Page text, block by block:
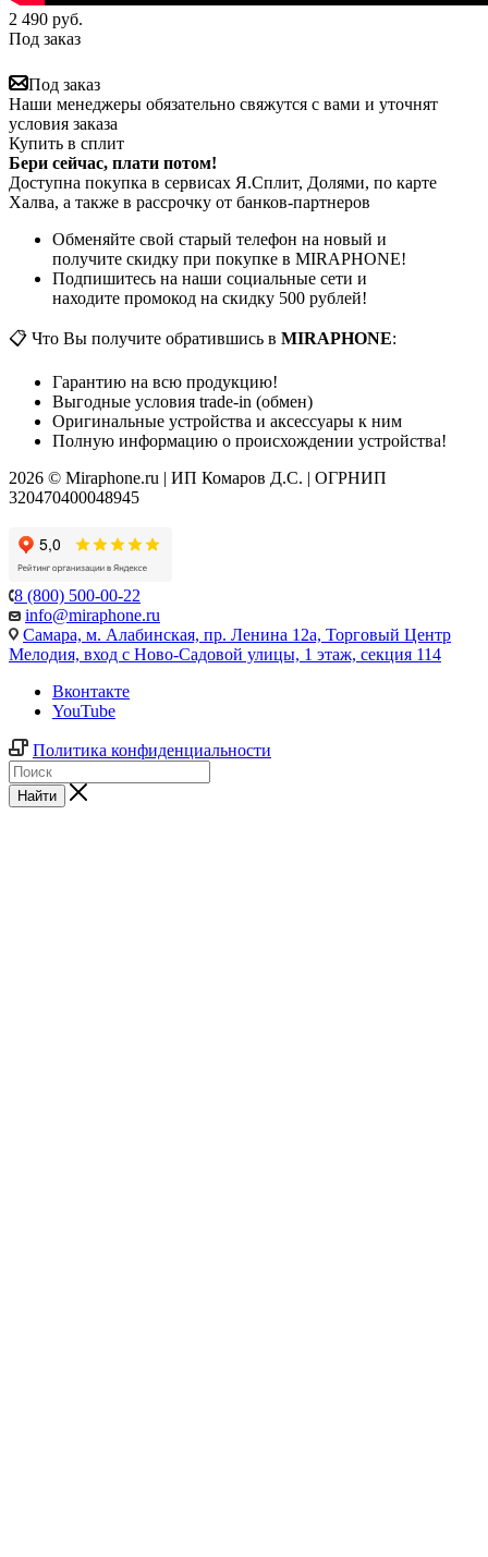
2 490 руб.
Под заказ
Под заказ
Наши менеджеры обязательно свяжутся с вами и уточнят
условия заказа
Купить в сплит
Бери сейчас, плати потом!
Доступна покупка в сервисах Я.Сплит, Долями, по карте
Халва, а также в рассрочку от банков-партнеров
Обменяйте свой старый телефон на новый и
получите скидку при покупке в MIRAPHONE!
Подпишитесь на наши социальные сети и
находите промокод на скидку 500 рублей!
📋 Что Вы получите обратившись в MIRAPHONE:
Гарантию на всю продукцию!
Выгодные условия trade-in (обмен)
Оригинальные устройства и аксессуары к ним
Полную информацию о происхождении устройства!
2026 © Miraphone.ru | ИП Комаров Д.С. | ОГРНИП
320470400048945
8 (800) 500-00-22
info@miraphone.ru
Самара, м. Алабинская, пр. Ленина 12а, Торговый Центр
Мелодия, вход с Ново-Садовой улицы, 1 этаж, секция 114
Вконтакте
YouTube
Политика конфиденциальности
Найти